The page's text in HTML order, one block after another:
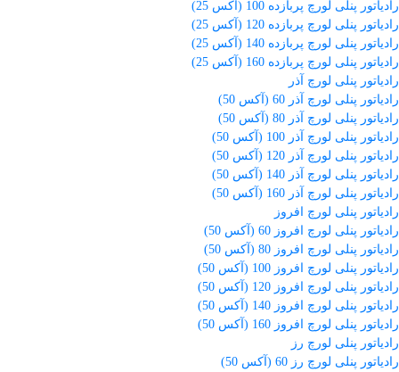
رادیاتور پنلی لورچ پربازده 100 (آکس 25)
رادیاتور پنلی لورچ پربازده 120 (آکس 25)
رادیاتور پنلی لورچ پربازده 140 (آکس 25)
رادیاتور پنلی لورچ پربازده 160 (آکس 25)
رادیاتور پنلی لورچ آذر
رادیاتور پنلی لورچ آذر 60 (آکس 50)
رادیاتور پنلی لورچ آذر 80 (آکس 50)
رادیاتور پنلی لورچ آذر 100 (آکس 50)
رادیاتور پنلی لورچ آذر 120 (آکس 50)
رادیاتور پنلی لورچ آذر 140 (آکس 50)
رادیاتور پنلی لورچ آذر 160 (آکس 50)
رادیاتور پنلی لورچ افروز
رادیاتور پنلی لورچ افروز 60 (آکس 50)
رادیاتور پنلی لورچ افروز 80 (آکس 50)
رادیاتور پنلی لورچ افروز 100 (آکس 50)
رادیاتور پنلی لورچ افروز 120 (آکس 50)
رادیاتور پنلی لورچ افروز 140 (آکس 50)
رادیاتور پنلی لورچ افروز 160 (آکس 50)
رادیاتور پنلی لورچ رز
رادیاتور پنلی لورچ رز 60 (آکس 50)